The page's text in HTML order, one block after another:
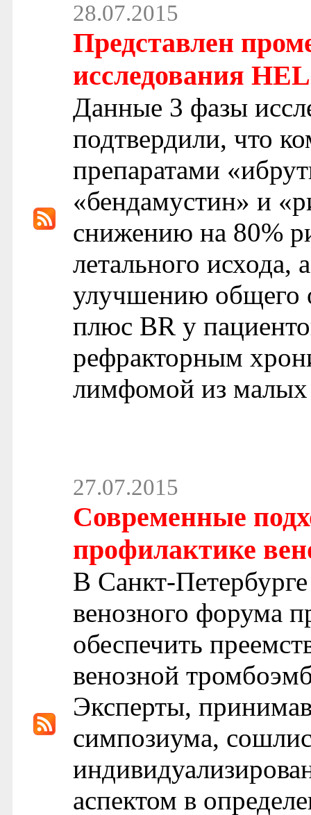
28.07.2015
Представлен
исследования
Данные 3 фазы
подтвердили, что
препаратами
«бендамустин» и
снижению на 80%
летального исхода,
улучшению общего
плюс BR у
рефракторным
лимфомой из
27.07.2015
Современные
профилактике
В Санкт-
венозного форума
обеспечить
венозной
Эксперты,
симпозиума,
аспектом в